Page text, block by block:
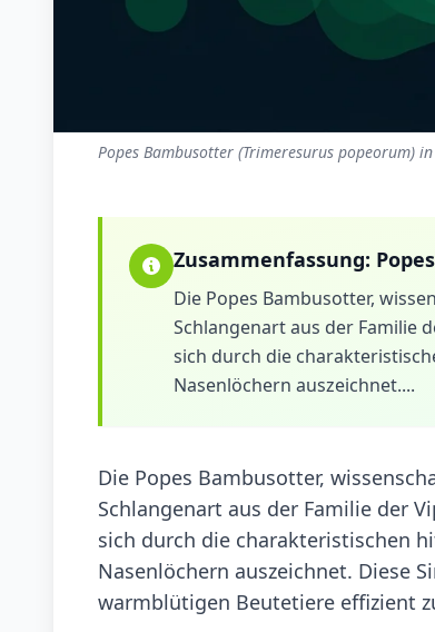
Popes Bambusotter (Trimeresurus popeorum)
Zusammenfassung:
Die Popes Bambusotter,
Schlangenart aus der Familie
sich durch die
Nasenlöchern auszeichnet....
Die Popes Bambusotter,
Schlangenart aus der Familie der
sich durch die charakteristischen
Nasenlöchern auszeichnet. Diese
warmblütigen Beutetiere effizient